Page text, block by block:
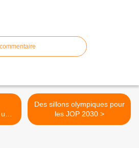
Des sillons olympiques pour
les JOP 2030 >